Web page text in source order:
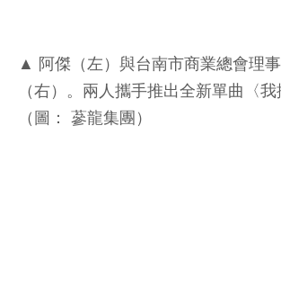
▲ 阿傑（左）與台南市商業總會理
（右）。兩人攜手推出全新單曲〈我
（圖： 蔘龍集團）